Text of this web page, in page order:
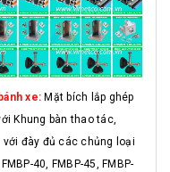
xe:Mặt bích lắp ghép
Khung bàn thao tác,
với đày đủ các chủng loại
40, FMBP-45, FMBP-